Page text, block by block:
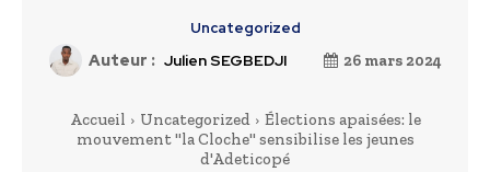
Uncategorized
Auteur : Julien SEGBEDJI 26 mars 2024
Accueil Uncategorized
Élections apaisées: le
mouvement "la Cloche" sensibilise les jeunes
d'Adeticopé